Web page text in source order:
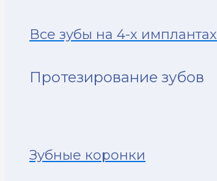
Все зубы на 4-х имплантах
Протезирование зубов
Зубные коронки